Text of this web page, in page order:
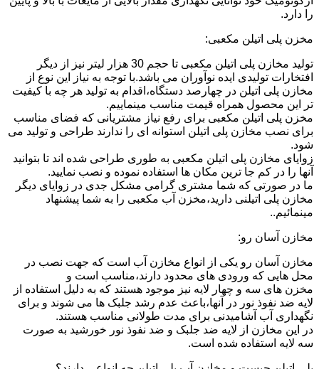
را دارد.
مخزن پلی اتیلن مکعبی:
تولید مخازن پلی اتیلن مکعبی تا حجم 30 هزار لیتر نیز از دیگر
افتخارات تولیدی ایده نوآوران می باشد.با توجه به نیاز این نوع از
مخازن پلی اتیلن در چهارصد دستگاه،اقدام به تولید هر چه با کیفیت
تر این محصول همراه قیمت مناسب مینماییم.
مخزن پلی اتیلن مکعبی برای رفع نیاز مشتریانی که فضای مناسب
برای نصب مخازن پلی اتیلن استوانه ای را ندارند طراحی و تولید می
شود.
زوایای مخازن پلی اتیلن مکعبی به طوری طراحی شده اند تا بتوانید
آنها را در کم جا ترین مکان ها استفاده نموده و نصب نمایید.
ما در صورتی که شما مشتری گرامی مشکل جدی در زوایای دیگر
مخازن پلی اتیلنی دارید،مخزن آب مکعبی را به شما پیشنهاد
مینمائیم..
مخازن آسان رو:
مخازن آسان رو یکی از انواع مخازن آب است که جهت نصب در
محل هایی که ورودی های محدود دارند،مناسب است و
مخزن های سه و چهار لایه نیز موجود هستند که به دلیل استفاده از
لایه ضد نفوذ نور در آنها،باعث عدم رشد جلبک ها می شوند و برای
نگهداری آب آشامیدنی برای مدت طولانی مناسب هستند.
در این مخازن از لایه ضد جلبک و ضد نفوذ نور خورشید به صورت
سه لایه استفاده شده است.